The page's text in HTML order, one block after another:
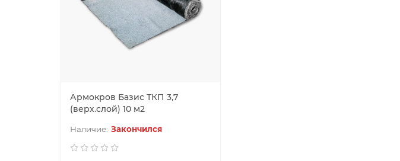
Армокров Базис ТКП 3,7
(верх.слой) 10 м2
Закончился